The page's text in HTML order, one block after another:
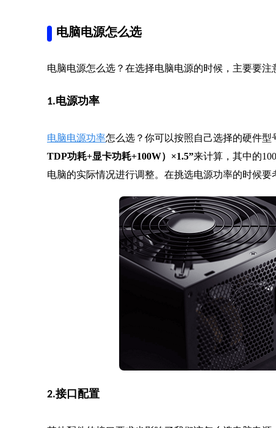
电脑电源怎么选
电脑电源怎么选？在选择电脑电源的时候，主要要注
1.电源功率
电脑电源功率怎么选？你可以按照自己选择的硬件型
TDP功耗+显卡功耗+100W）×1.5”来计算，其中的
电脑的实际情况进行调整。在挑选电源功率的时候要
2.接口配置